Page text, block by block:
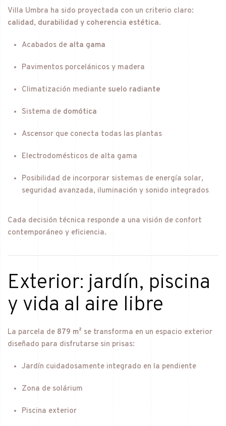
Villa Umbra ha sido proyectada con un criterio claro:
calidad, durabilidad y coherencia estética.
Acabados de alta gama
Pavimentos porcelánicos y madera
Climatización mediante suelo radiante
Sistema de domótica
Ascensor que conecta todas las plantas
Electrodomésticos de alta gama
Posibilidad de incorporar sistemas de energía solar,
seguridad avanzada, iluminación y sonido integrados
Cada decisión técnica responde a una visión de confort
contemporáneo y eficiencia.
Exterior: jardín, piscina
y vida al aire libre
La parcela de 879 m² se transforma en un espacio exterior
diseñado para disfrutarse sin prisas:
Jardín cuidadosamente integrado en la pendiente
Zona de solárium
Piscina exterior